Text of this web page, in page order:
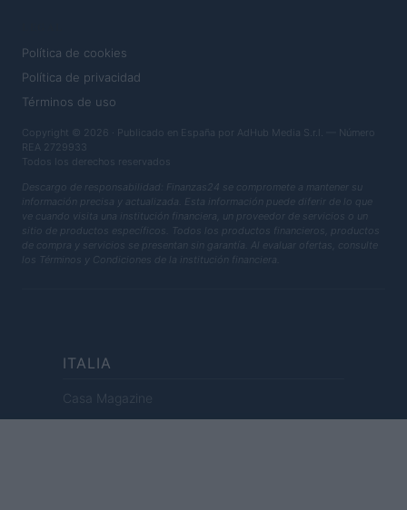
Política de cookies
Política de privacidad
Términos de uso
Copyright © 2026 · Publicado en España por AdHub Media S.r.l. — Número
REA 2729933
Todos los derechos reservados
Descargo de responsabilidad: Finanzas24 se compromete a mantener su
información precisa y actualizada. Esta información puede diferir de lo que
ve cuando visita una institución financiera, un proveedor de servicios o un
sitio de productos específicos. Todos los productos financieros, productos
de compra y servicios se presentan sin garantía. Al evaluar ofertas, consulte
los Términos y Condiciones de la institución financiera.
ITALIA
Casa Magazine